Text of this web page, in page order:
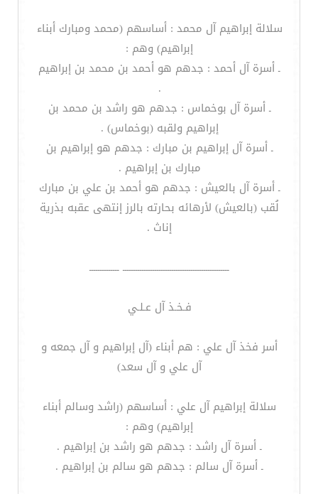
سلالة إبراهيم آل محمد : أساسهم (محمد ومبارك أبناء
إبراهيم) وهم :
ـ أسرة آل أحمد : جدهم هو أحمد بن محمد بن إبراهيم
.
ـ أسرة آل بوخماس : جدهم هو راشد بن محمد بن
إبراهيم ولقبه (بوخماس) .
ـ أسرة آل إبراهيم بن مبارك : جدهم هو إبراهيم بن
مبارك بن إبراهيم .
ـ أسرة آل بالعيش : جدهم هو أحمد بن علي بن مبارك
لُقب (بالعيش) لأرهائه بحارته بالرز إنتهى عقبه بذرية
إناث .
ــــــــــــــــــــــــــــــــــــــــــــــــــ ــــــــــــــ
فـخـذ آل عـلـي
أسر فخذ آل علي : هم أبناء (آل إبراهيم و آل جمعه و
آل علي و آل سعد)
سلالة إبراهيم آل علي : أساسهم (راشد وسالم أبناء
إبراهيم) وهم :
ـ أسرة آل راشد : جدهم هو راشد بن إبراهيم .
ـ أسرة آل سالم : جدهم هو سالم بن إبراهيم .